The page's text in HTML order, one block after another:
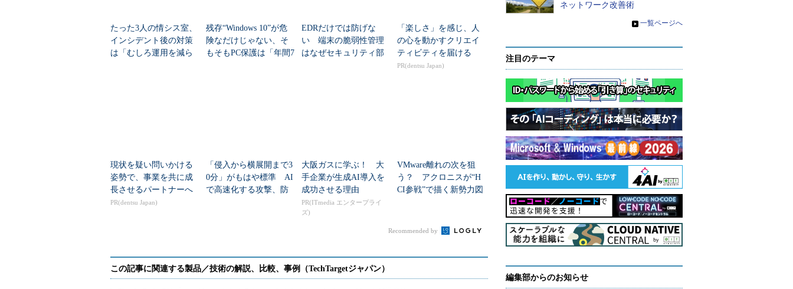
たった3人の情シス室、
インシデント後の対策
は「むしろ運用を減ら
残存“Windows 10”が危
険なだけじゃない、そ
もそもPC保護は「年間7
EDRだけでは防げな
い 端末の脆弱性管理
はなぜセキュリティ部
「楽しさ」を感じ、人
の心を動かすクリエイ
ティビティを届ける
PR(dentsu Japan)
現状を疑い問いかける
姿勢で、事業を共に成
長させるパートナーへ
PR(dentsu Japan)
「侵入から横展開まで3
0分」がもはや標準 AI
で高速化する攻撃、防
大阪ガスに学ぶ！ 大
手企業が生成AI導入を
成功させる理由
PR(ITmedia エンタープライ
ズ)
VMware離れの次を狙
う？ アクロニスが“H
CI参戦”で描く新勢力図
Recommended by
ネットワーク改善術
» 一覧ページへ
注目のテーマ
編集部からのお知らせ